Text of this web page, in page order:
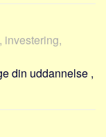
din uddannelse ,